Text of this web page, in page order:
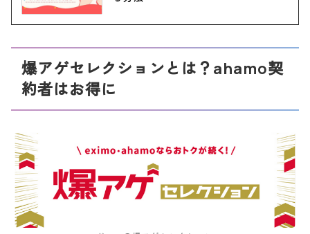
爆アゲセレクションとは？ahamo契
約者はお得に